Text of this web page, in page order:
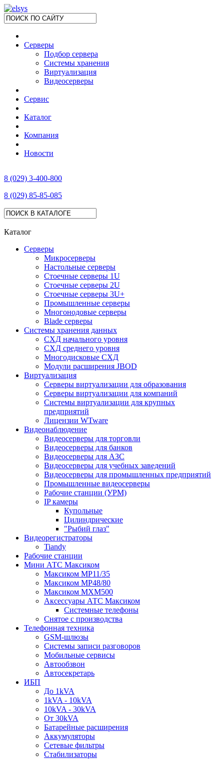
Серверы
Подбор сервера
Системы хранения
Виртуализация
Видеосерверы
Сервис
Каталог
Компания
Новости
8 (029) 3-400-800
8 (029) 85-85-085
Каталог
Серверы
Микросерверы
Настольные серверы
Стоечные серверы 1U
Стоечные серверы 2U
Стоечные серверы 3U+
Промышленные серверы
Многонодовые серверы
Blade серверы
Системы хранения данных
СХД начального уровня
СХД среднего уровня
Многодисковые СХД
Модули расширения JBOD
Виртуализация
Серверы виртуализации для образования
Серверы виртуализации для компаний
Системы виртуализации для крупных
предприятий
Лицензии WTware
Видеонаблюдение
Видеосерверы для торговли
Видеосерверы для банков
Видеосерверы для АЗС
Видеосерверы для учебных заведений
Видеосерверы для промышленных предприятий
Промышленные видеосерверы
Рабочие станции (УРМ)
IP камеры
Купольные
Цилиндрические
"Рыбий глаз"
Видеорегистраторы
Tiandy
Рабочие станции
Мини АТС Максиком
Максиком MP11/35
Максиком MP48/80
Максиком MXM500
Аксессуары АТС Максиком
Системные телефоны
Снятое с производства
Телефонная техника
GSM-шлюзы
Системы записи разговоров
Мобильные сервисы
Автообзвон
Автосекретарь
ИБП
До 1kVA
1kVA - 10kVA
10kVA - 30kVA
От 30kVA
Батарейные расширения
Аккумуляторы
Сетевые фильтры
Стабилизаторы